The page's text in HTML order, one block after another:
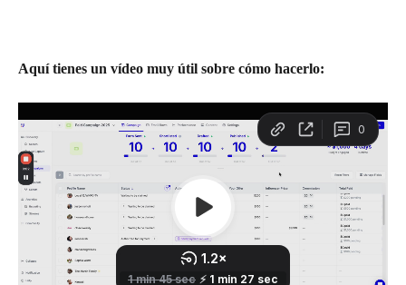
Aquí tienes un vídeo muy útil sobre cómo hacerlo: